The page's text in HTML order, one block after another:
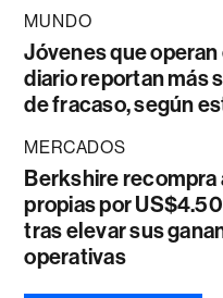
MUNDO
Jóvenes que operan
diario reportan más
de fracaso, según
MERCADOS
Berkshire recompra
propias por
tras elevar sus
operativas